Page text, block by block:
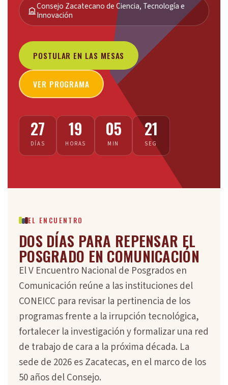
Consejo Zacatecano de Ciencia, Tecnología e
Innovación
POSTULAR EN LAS MESAS
VER PROGRAMA
27
DÍAS
19
HORAS
05
MIN
21
SEG
EL ENCUENTRO
DOS DÍAS PARA REPENSAR EL
POSGRADO EN COMUNICACIÓN
El V Encuentro Nacional de Posgrados en
Comunicación reúne a las instituciones del
CONEICC para revisar la pertinencia de los
programas frente a la irrupción tecnológica,
fortalecer la investigación y formalizar una red
de trabajo de cara a la próxima década. La
sede de 2026 es Zacatecas, en el marco de los
50 años del Consejo.